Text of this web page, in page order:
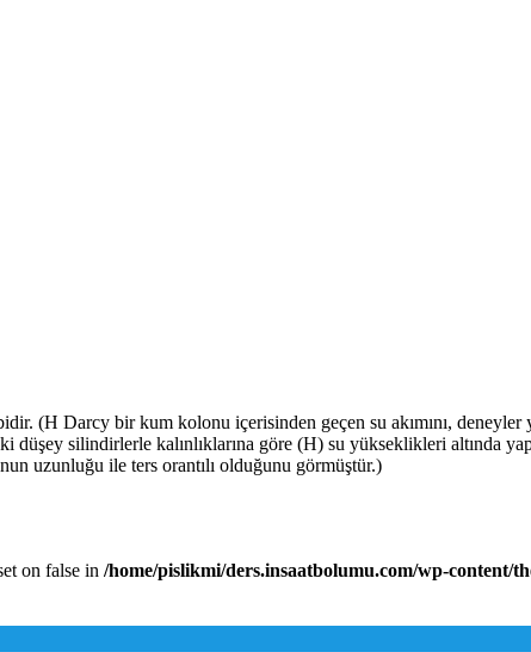
(H Darcy bir kum kolonu içerisinden geçen su akımını,
düşey silindirlerle kalınlıklarına göre (H) su yükseklikleri altında
uzunluğu ile ters orantılı olduğunu görmüştür.)
on false in /home/pislikmi/ders.insaatbolumu.com/wp-content/